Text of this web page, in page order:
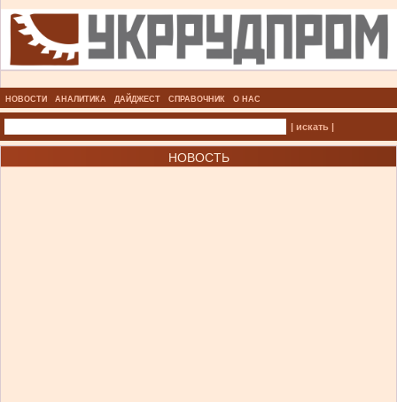
НОВОСТИ АНАЛИТИКА ДАЙДЖЕСТ СПРАВОЧНИК О НАС
| искать |
НОВОСТЬ